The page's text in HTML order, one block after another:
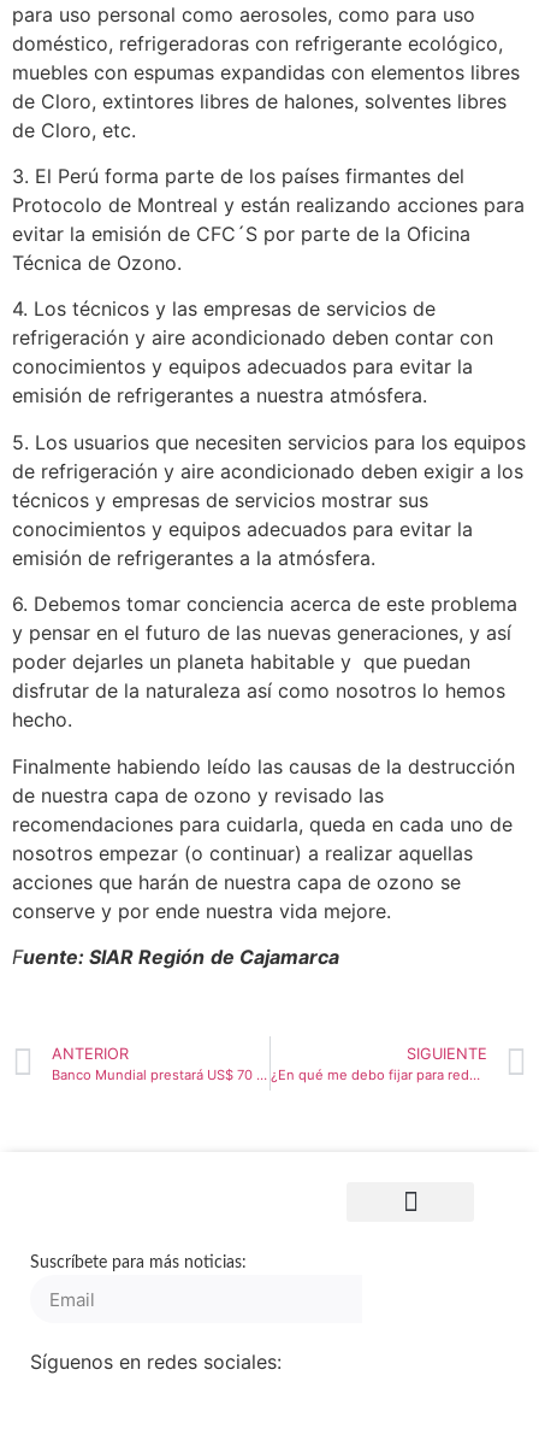
para uso personal como aerosoles, como para uso
doméstico, refrigeradoras con refrigerante ecológico,
muebles con espumas expandidas con elementos libres
de Cloro, extintores libres de halones, solventes libres
de Cloro, etc.
3. El Perú forma parte de los países firmantes del
Protocolo de Montreal y están realizando acciones para
evitar la emisión de CFC´S por parte de la Oficina
Técnica de Ozono.
4. Los técnicos y las empresas de servicios de
refrigeración y aire acondicionado deben contar con
conocimientos y equipos adecuados para evitar la
emisión de refrigerantes a nuestra atmósfera.
5. Los usuarios que necesiten servicios para los equipos
de refrigeración y aire acondicionado deben exigir a los
técnicos y empresas de servicios mostrar sus
conocimientos y equipos adecuados para evitar la
emisión de refrigerantes a la atmósfera.
6. Debemos tomar conciencia acerca de este problema
y pensar en el futuro de las nuevas generaciones, y así
poder dejarles un planeta habitable y que puedan
disfrutar de la naturaleza así como nosotros lo hemos
hecho.
Finalmente habiendo leído las causas de la destrucción
de nuestra capa de ozono y revisado las
recomendaciones para cuidarla, queda en cada uno de
nosotros empezar (o continuar) a realizar aquellas
acciones que harán de nuestra capa de ozono se
conserve y por ende nuestra vida mejore.
Fuente: SIAR Región de Cajamarca
ANTERIOR
Banco Mundial prestará US$ 70 millones a Perú para mejorar servicios de electricidad
SIGUIENTE
¿En qué me debo fijar para reducir el importe de mi factura eléctrica?
Suscríbete para más noticias:
Síguenos en redes sociales: